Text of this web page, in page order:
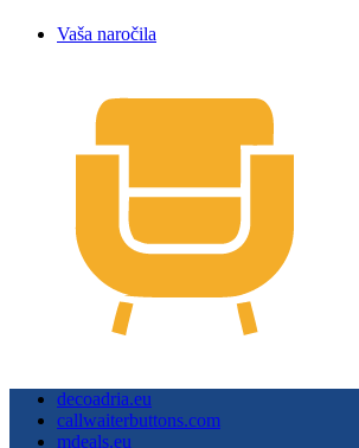
Vaša naročila
decoadria.eu
callwaiterbuttons.com
mdeals.eu